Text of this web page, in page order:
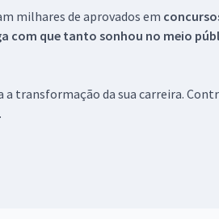
milhares de aprovados em
com que tanto sonhou no meio
a transformação da sua carreira.